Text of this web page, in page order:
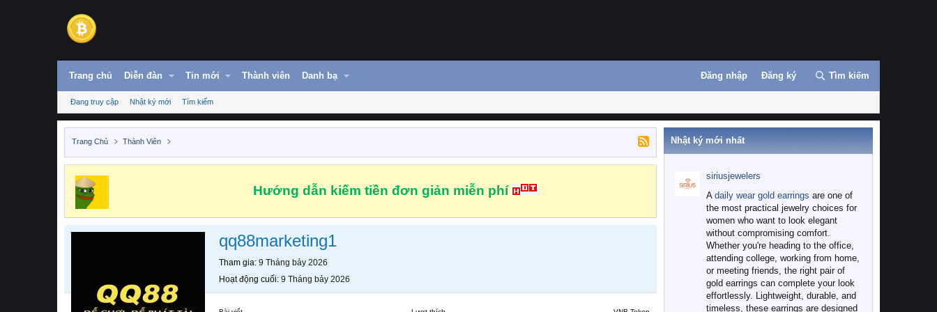
Trang chủ Diễn đàn Tin mới Thành viên Danh bạ Đăng nhập Đăng ký Tìm kiếm
Đang truy cập Nhật ký mới Tìm kiếm
Trang Chủ Thành Viên
Hướng dẫn kiếm tiền đơn giản miễn phí
qq88marketing1
Tham gia 9 Tháng bảy 2026
Hoạt động cuối 9 Tháng bảy 2026
Nhật ký mới nhất
siriusjewelers
A daily wear gold earrings are one of
the most practical jewelry choices for
women who want to look elegant
without compromising comfort.
Whether you're heading to the office,
attending college, working from home,
or meeting friends, the right pair of
gold earrings can complete your look
effortlessly. Lightweight, durable, and
timeless, these earrings are designed